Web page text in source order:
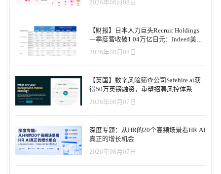
后者的产品核心始终围绕大企业和职业人士。 有趣的是，LinkedIn
联合创始人 Reid Hoffman 曾是 OpenAI 的早期投资人，而如今
OpenAI 却推出了一个可能动摇 LinkedIn 根基的产品。这一“师出同
门”的博弈，为科技行业再添戏剧性。 技能认证与全民普及 Jobs
Platform 并不是 OpenAI 的唯一动作。与此同时，OpenAI 宣布将在
OpenAI Academy 基础上推出 AI 流利度（AI Fluency）认证，预计
2025 年底试点，并计划在 2030 年前完成 1,000 万美国人的认证。该
以及德拉瓦州政府、德州商会等合作伙伴加入。 这一系列举措与白
宫推动的 AI 普及教育战略紧密结合。OpenAI CEO Sam Altman 在与
记者交流时明确表示，Simo 不仅将负责招聘平台，还将 oversee 其
AI 带来的劳动力冲击并非危言耸听。Anthropic CEO Dario Amodei
就曾警告：到 2030 年，AI 可能消灭多达 50% 的入门级白领岗位。
Simo 在博客中承认：“我们无法阻止这种颠覆，但我们能做的，是帮
2026年08月08日
【财报】日本人力巨头Recruit Holdings
一季度营收破1.04万亿日元：Indeed美国
收入逆势增长30%，AI招聘推动利润率升
至47.4%
2026年08月08日
【英国】数字风险筛查公司Safehire.ai获
得50万英镑融资，重塑招聘风控体系
2026年08月07日
深度专题：从HR的20个高频场景看HR AI
真正的增长机会
2026年08月07日